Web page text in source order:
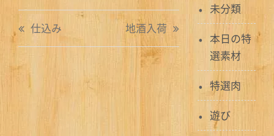
投
稿
ナ
ビ
仕込み 地酒入荷
未分類
本日の特
選素材
特選肉
遊び